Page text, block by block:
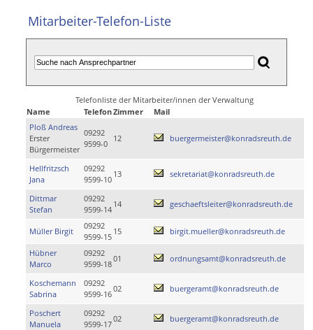
Mitarbeiter-Telefon-Liste
Telefonliste der Mitarbeiter/innen der Verwaltung
Name
TelefonZimmer
Mail
Ploß Andreas
Erster
Bürgermeister
09292
9599-0
12 buergermeister@konradsreuth.de
Hellfritzsch
Jana
09292
9599-10
13 sekretariat@konradsreuth.de
Dittmar
Stefan
09292
9599-14
14 geschaeftsleiter@konradsreuth.de
Müller Birgit
09292
9599-15
15 birgit.mueller@konradsreuth.de
Hübner
Marco
09292
9599-18
01 ordnungsamt@konradsreuth.de
Koschemann
Sabrina
09292
9599-16
02 buergeramt@konradsreuth.de
Poschert
Manuela
09292
9599-17
02 buergeramt@konradsreuth.de